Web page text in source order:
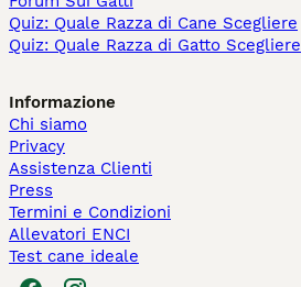
Quiz: Quale Razza di Cane Scegliere
Quiz: Quale Razza di Gatto Scegliere
Informazione
Chi siamo
Privacy
Assistenza Clienti
Press
Termini e Condizioni
Allevatori ENCI
Test cane ideale